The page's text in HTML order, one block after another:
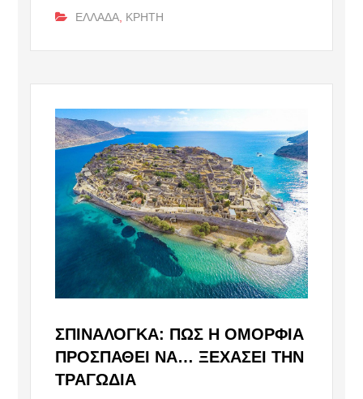
ΕΛΛΑΔΑ ΚΡΗΤΗ
ΣΠΙΝΑΛΌΓΚΑ: ΠΏΣ Η ΟΜΟΡΦΙΆ
ΠΡΟΣΠΑΘΕΊ ΝΑ… ΞΕΧΆΣΕΙ ΤΗΝ
ΤΡΑΓΩΔΊΑ